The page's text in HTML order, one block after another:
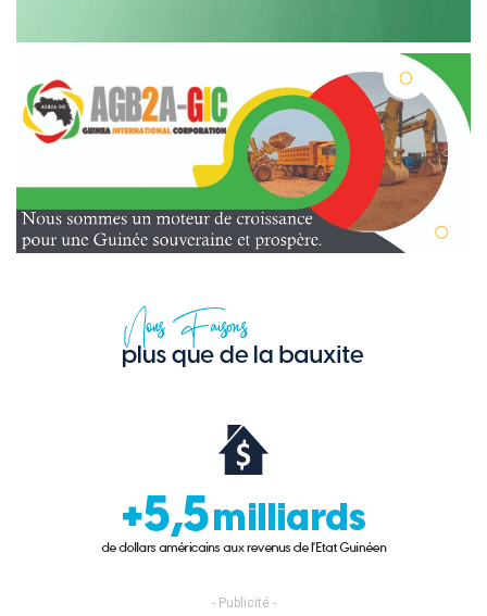
- Publicité -